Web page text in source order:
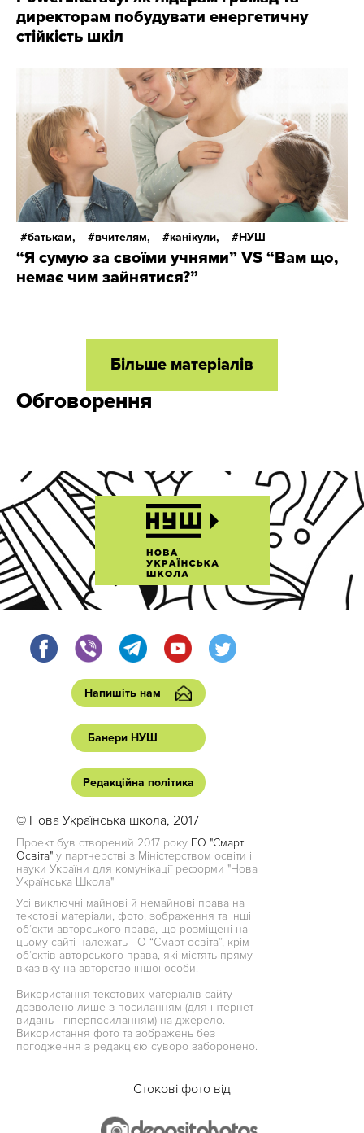
директорам побудувати енергетичну
стійкість шкіл
батькам, вчителям, канікули, НУШ
“Я сумую за своїми учнями” VS “Вам що,
немає чим зайнятися?”
Більше матеріалів
Обговорення
Напишіть нам
Банери НУШ
Редакційна політика
© Нова Українська школа, 2017
Проект був створений 2017 року ГО "Смарт
Освіта" у партнерстві з Міністерством освіти і
науки України для комунікації реформи "Нова
Українська Школа"
Усі виключні майнові й немайнові права на
текстові матеріали, фото, зображення та інші
об’єкти авторського права, що розміщені на
цьому сайті належать ГО “Смарт освіта”, крім
об’єктів авторського права, які містять пряму
вказівку на авторство іншої особи.
Використання текстових матеріалів сайту
дозволено лише з посиланням (для інтернет-
видань - гіперпосиланням) на джерело.
Використання фото та зображень без
погодження з редакцією суворо заборонено.
Стокові фото від